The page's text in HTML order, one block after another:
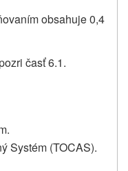
obsahuje 0,4
časť 6.1.
Systém (TOCAS).